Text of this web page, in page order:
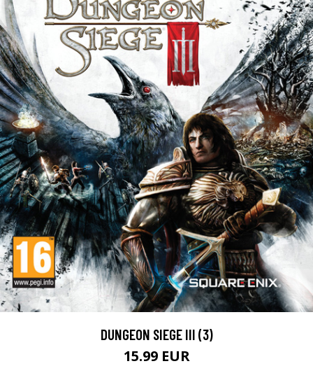
DUNGEON SIEGE III (3)
15.99 EUR